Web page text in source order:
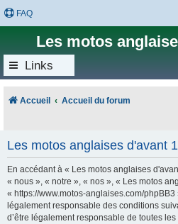
FAQ
Les motos
Links
Accueil Accueil du forum
Les motos anglaises d'avant
En accédant à « Les motos anglaises
« nous », « notre », « nos », « Les motos
« https://www.motos-anglaises.com/phpBB3
légalement responsable des conditions
d’être légalement responsable de toutes